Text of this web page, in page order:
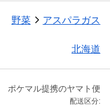
野菜 アスパラガス
北海道
ポケマル提携のヤマト便
配送区分: